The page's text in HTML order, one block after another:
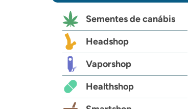
Sementes de canábis
Headshop
Vaporshop
Healthshop